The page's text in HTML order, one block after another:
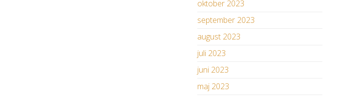
oktober 2023
september 2023
august 2023
juli 2023
juni 2023
maj 2023